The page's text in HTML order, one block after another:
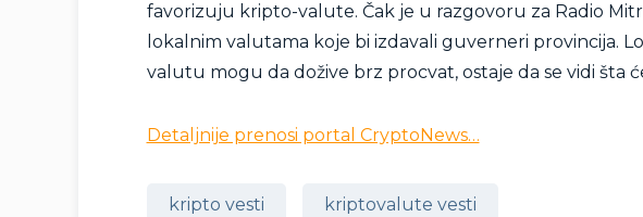
favorizuju kripto-valute. Čak je u razgovoru za Radio
lokalnim valutama koje bi izdavali guverneri provincija.
valutu mogu da dožive brz procvat, ostaje da se vidi šta
Detaljnije prenosi portal CryptoNews…
kripto vesti kriptovalute vesti